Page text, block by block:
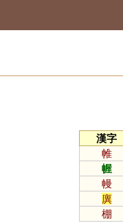
漢字
帷
幄
幔
廙
棚